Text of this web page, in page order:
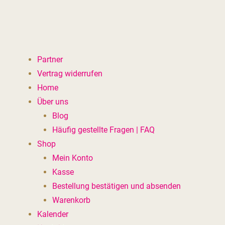
Partner
Vertrag widerrufen
Home
Über uns
Blog
Häufig gestellte Fragen | FAQ
Shop
Mein Konto
Kasse
Bestellung bestätigen und absenden
Warenkorb
Kalender